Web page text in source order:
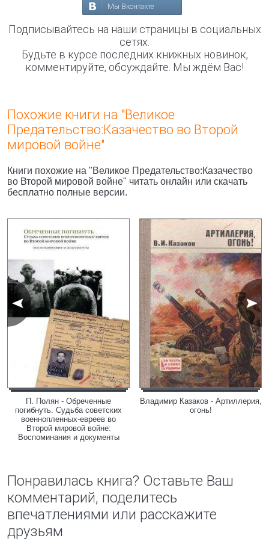
Мы Вконтакте
Подписывайтесь на наши страницы в социальных
сетях.
Будьте в курсе последних книжных новинок,
комментируйте, обсуждайте. Мы ждём Вас!
Похожие книги на "Великое
Предательство:Казачество во Второй
мировой войне"
Книги похожие на "Великое Предательство:Казачество
во Второй мировой войне" читать онлайн или скачать
бесплатно полные версии.
П. Полян - Обреченные
погибнуть. Судьба советских
военнопленных-евреев во
Второй мировой войне:
Воспоминания и документы
Владимир Казаков - Артиллерия,
огонь!
Понравилась книга? Оставьте Ваш
комментарий, поделитесь
впечатлениями или расскажите
друзьям